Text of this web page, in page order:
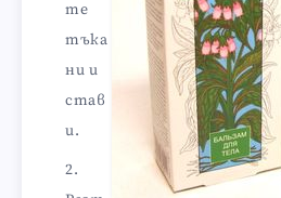
те
тъка
ни и
став
и.